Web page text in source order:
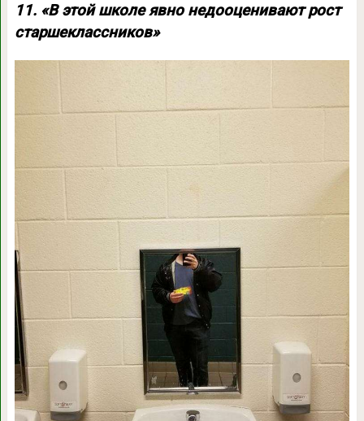
11. «В этой школе явно недооценивают рост
старшеклассников»